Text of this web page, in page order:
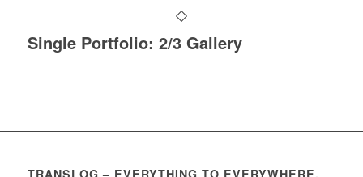
Single Portfolio: 2/3 Gallery
TRANSLOG – EVERYTHING TO EVERYWHERE.